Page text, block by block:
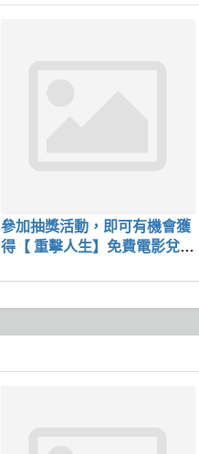
參加抽獎活動，即可有機會獲
得【 重擊人生】免費電影兌換